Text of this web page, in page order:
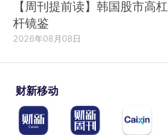
【周刊提前读】韩国股市高杠
杆镜鉴
2026年08月08日
财新移动